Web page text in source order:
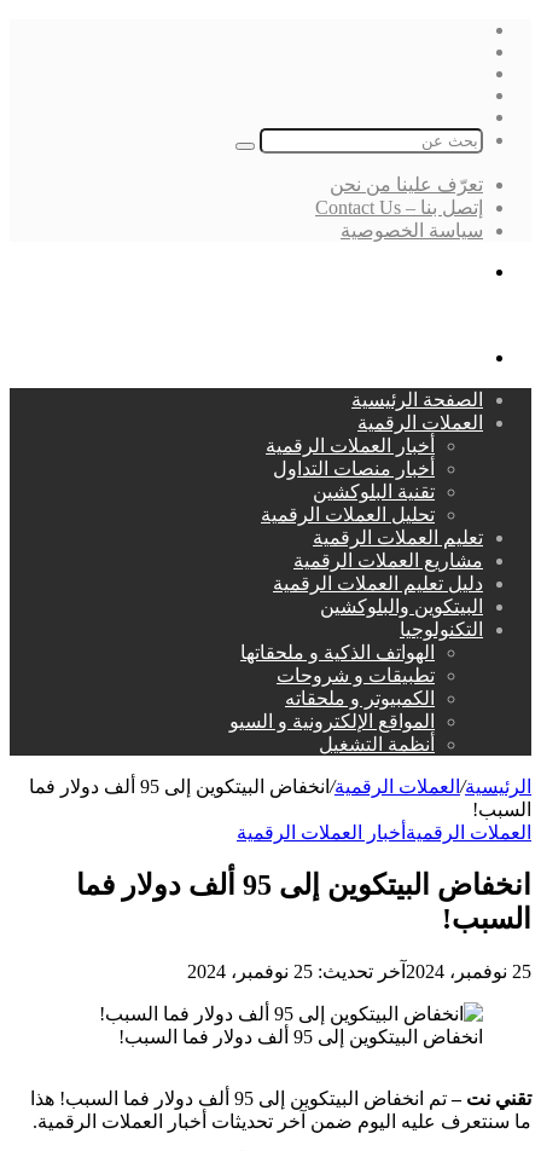
بحث
تعرّف علينا من نحن
إتصل بنا – Contact Us
سياسة الخصوصية
الصفحة الرئيسية
العملات الرقمية
أخبار العملات الرقمية
أخبار منصات التداول
تقنية البلوكشين
تحليل العملات الرقمية
تعليم العملات الرقمية
مشاريع العملات الرقمية
دليل تعليم العملات الرقمية
البيتكوين والبلوكشين
التكنولوجيا
الهواتف الذكية و ملحقاتها
تطبيقات و شروحات
الكمبيوتر و ملحقاته
المواقع الإلكترونية و السيو
أنظمة التشغيل
الرئيسية/ العملات الرقمية/
انخفاض البيتكوين إلى 95 ألف دولار فما
السبب!
العملات الرقمية أخبار العملات الرقمية
انخفاض البيتكوين إلى 95 ألف دولار فما
السبب!
25 نوفمبر، 2024 آخر تحديث: 25 نوفمبر، 2024
انخفاض البيتكوين إلى 95 ألف دولار فما السبب!
تقني نت –
تم انخفاض البيتكوين إلى 95 ألف دولار فما السبب! هذا
ما سنتعرف عليه اليوم ضمن آخر تحديثات أخبار العملات الرقمية.